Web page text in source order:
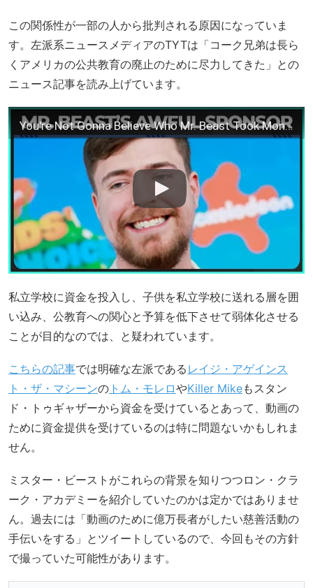
この関係性が一部の人から批判される原因になっていま
す。左派系ニュースメディアのTYTは「コーク兄弟は長ら
くアメリカの公共教育の廃止のために尽力してきた」との
ニュース記事を読み上げています。
You're Not Gonna Believe Who Mr. Beast Took Money From
私立学校に資金を投入し、子供を私立学校に送れる層を囲
い込み、公教育への関心と予算を低下させて弱体化させる
ことが目的なのでは、と疑われています。
こちらの記事では明確な左派である レイジ・アゲインス
ト・ザ・マシーンの トム・モレロやKiller Mikeもスタン
ド・トゥギャザーから資金を受けているとあって、動画の
ために資金提供を受けているのは特に問題ないかもしれま
せん。
ミスター・ビーストがこれらの背景を知りつつロン・クラ
ーク・アカデミーを紹介していたのかは定かではありませ
ん。過去には「動画のために億万長者がしたい慈善活動の
手伝いをする」とツイートしているので、今回もその方針
で撮っていた可能性があります。